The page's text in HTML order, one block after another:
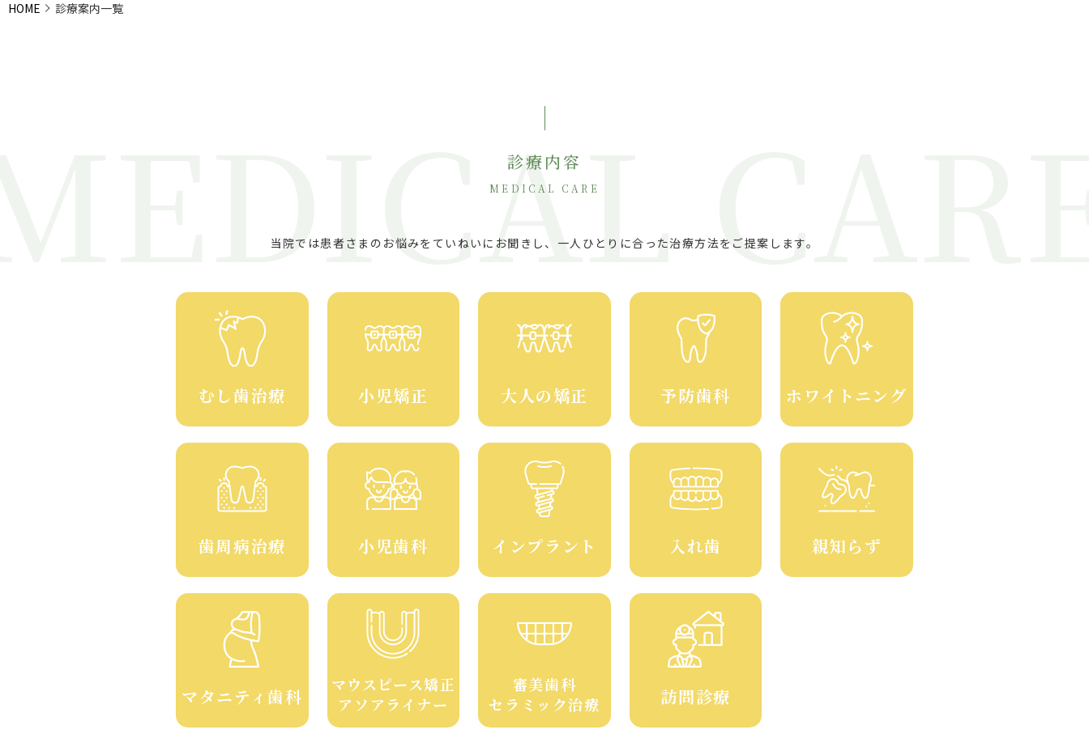
HOME 診療案内一覧
診療内容
MEDICAL CARE
当院では患者さまのお悩みをていねいにお聞きし、一人ひとりに合った治療方法をご提案します。
むし歯治療 小児矯正 大人の矯正 予防歯科 ホワイトニング
歯周病治療 小児歯科 インプラント 入れ歯 親知らず
マタニティ歯科
マウスピース矯正
アソアライナー
審美歯科
セラミック治療
訪問診療